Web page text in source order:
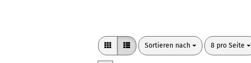
Sortieren nach
Sortieren nach 8 pro Seite
pro Seite